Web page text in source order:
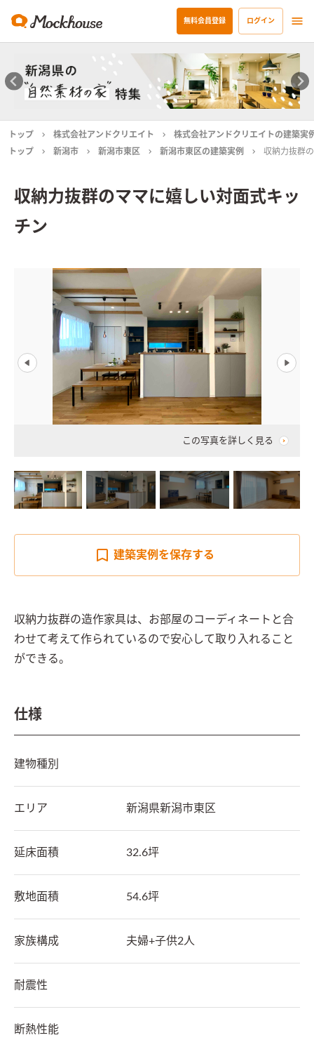
無料会員登録 ログイン
トップ 株式会社アンドクリエイト
株式会社アンドクリエイトの建築実
トップ
新潟市 新潟市東区 新潟市東区の建築実例 収納力抜群
収納力抜群のママに嬉しい対面式キッ
チン
この写真を詳しく見る
建築実例を保存する
収納力抜群の造作家具は、お部屋のコーディネートと合
わせて考えて作られているので安心して取り入れること
ができる。
仕様
建物種別
エリア 新潟県新潟市東区
延床面積 32.6坪
敷地面積 54.6坪
家族構成 夫婦+子供2人
耐震性
断熱性能